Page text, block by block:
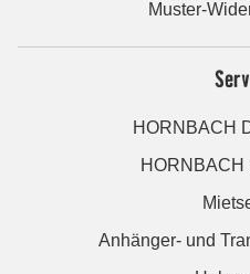
Muster-
HORNBACH
HORNBACH
Anhänger- und